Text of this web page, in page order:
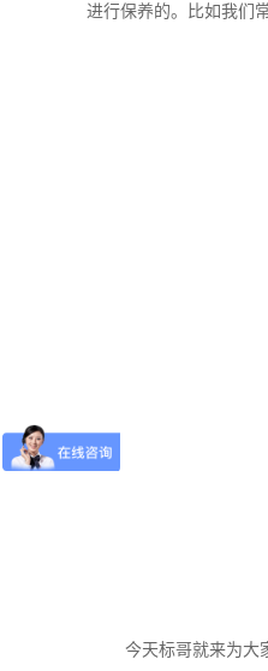
进行保养的。比如我们
今天标哥就来为大